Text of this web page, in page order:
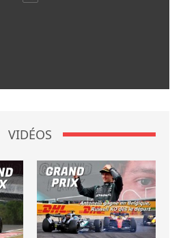
VIDÉOS